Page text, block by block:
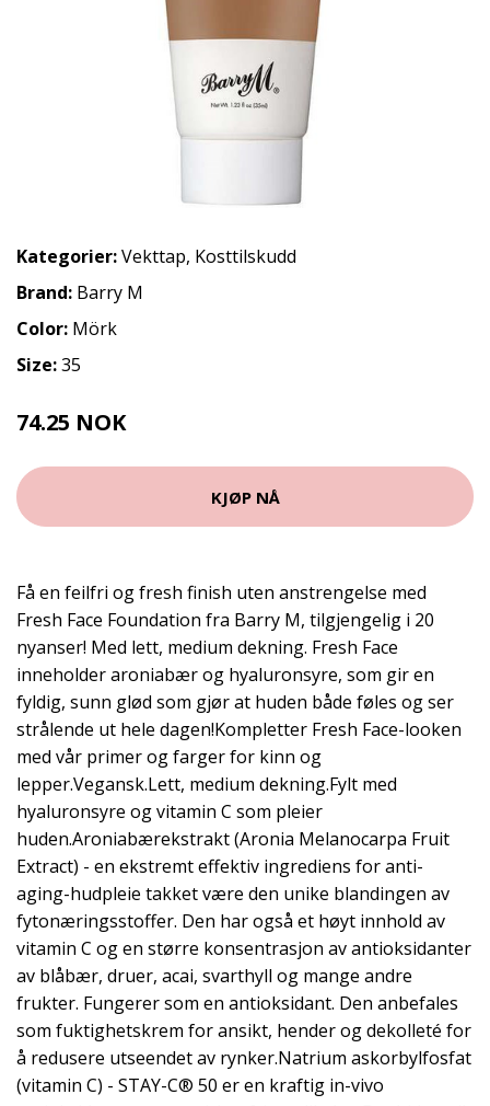
Kategorier:Vekttap, Kosttilskudd
Brand: Barry M
Color: Mörk
Size:35
74.25 NOK
KJØP NÅ
Få en feilfri og fresh finish uten anstrengelse med
Fresh Face Foundation fra Barry M, tilgjengelig i 20
nyanser! Med lett, medium dekning. Fresh Face
inneholder aroniabær og hyaluronsyre, som gir en
fyldig, sunn glød som gjør at huden både føles og ser
strålende ut hele dagen!Kompletter Fresh Face-looken
med vår primer og farger for kinn og
lepper.Vegansk.Lett, medium dekning.Fylt med
hyaluronsyre og vitamin C som pleier
huden.Aroniabærekstrakt (Aronia Melanocarpa Fruit
Extract) - en ekstremt effektiv ingrediens for anti-
aging-hudpleie takket være den unike blandingen av
fytonæringsstoffer. Den har også et høyt innhold av
vitamin C og en større konsentrasjon av antioksidanter
av blåbær, druer, acai, svarthyll og mange andre
frukter. Fungerer som en antioksidant. Den anbefales
som fuktighetskrem for ansikt, hender og dekolleté for
å redusere utseendet av rynker.Natrium askorbylfosfat
(vitamin C) - STAY-C® 50 er en kraftig in-vivo